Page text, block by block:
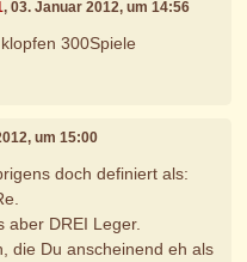
, 03. Januar 2012, um 14:56
300Spiele
um 15:00
doch definiert als:
aber DREI Leger.
die Du anscheinend eh als